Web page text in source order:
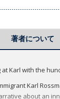
著者について
at Karl with the
Karl
about an